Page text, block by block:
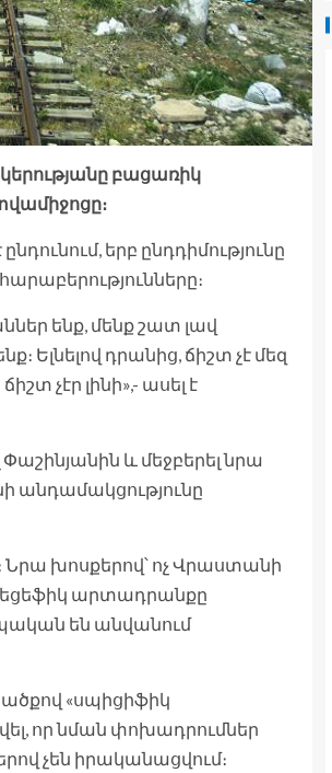
բացառիկ
երբ ընդդիմությունը
ենք, մենք շատ լավ
Ելնելով դրանից, ճիշտ չէ մեզ
չէր լինի»,- ասել է
և մեջբերել նրա
անդամակցությունը
խոսքերով՝ ոչ Վրաստանի
արտադրանքը
են անվանում
«սպիցիֆիկ
որ նման փոխադրումներ
չեն իրականացվում։